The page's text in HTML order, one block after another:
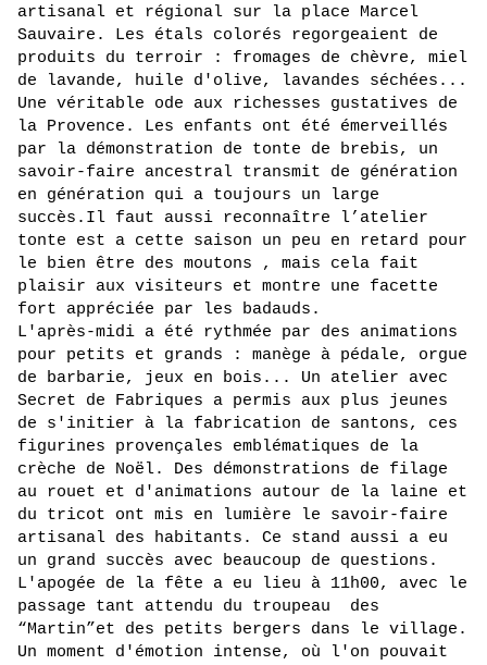
artisanal et régional sur la place Marcel
Sauvaire. Les étals colorés regorgeaient de
produits du terroir : fromages de chèvre, miel
de lavande, huile d'olive, lavandes séchées...
Une véritable ode aux richesses gustatives de
la Provence. Les enfants ont été émerveillés
par la démonstration de tonte de brebis, un
savoir-faire ancestral transmit de génération
en génération qui a toujours un large
succès.Il faut aussi reconnaître l’atelier
tonte est a cette saison un peu en retard pour
le bien être des moutons , mais cela fait
plaisir aux visiteurs et montre une facette
fort appréciée par les badauds.
L'après-midi a été rythmée par des animations
pour petits et grands : manège à pédale, orgue
de barbarie, jeux en bois... Un atelier avec
Secret de Fabriques a permis aux plus jeunes
de s'initier à la fabrication de santons, ces
figurines provençales emblématiques de la
crèche de Noël. Des démonstrations de filage
au rouet et d'animations autour de la laine et
du tricot ont mis en lumière le savoir-faire
artisanal des habitants. Ce stand aussi a eu
un grand succès avec beaucoup de questions.
L'apogée de la fête a eu lieu à 11h00, avec le
passage tant attendu du troupeau  des
“Martin”et des petits bergers dans le village.
Un moment d'émotion intense, où l'on pouvait